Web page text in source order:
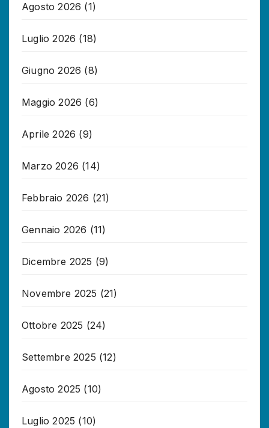
Agosto 2026 (1)
Luglio 2026 (18)
Giugno 2026 (8)
Maggio 2026 (6)
Aprile 2026 (9)
Marzo 2026 (14)
Febbraio 2026 (21)
Gennaio 2026 (11)
Dicembre 2025 (9)
Novembre 2025 (21)
Ottobre 2025 (24)
Settembre 2025 (12)
Agosto 2025 (10)
Luglio 2025 (10)